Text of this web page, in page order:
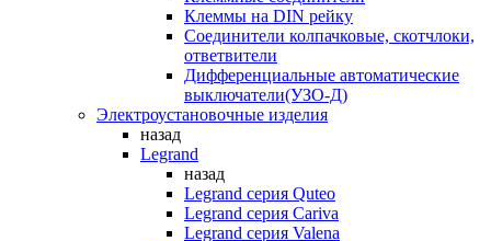
Клеммы на DIN рейку
Соединители колпачковые, скотчлоки,
ответвители
Дифференциальные автоматические
выключатели(УЗО-Д)
Электроустановочные изделия
назад
Legrand
назад
Legrand серия Quteo
Legrand серия Cariva
Legrand серия Valena